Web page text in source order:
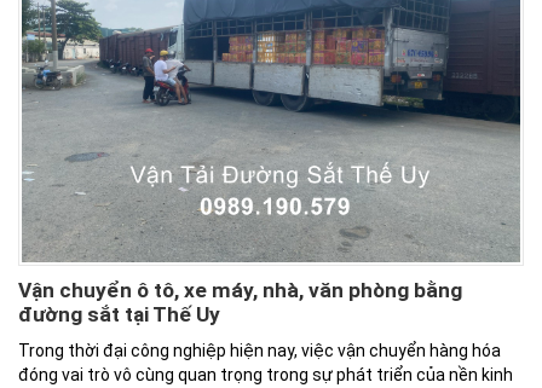
Vận chuyển ô tô, xe máy, nhà, văn phòng bằng
đường sắt tại Thế Uy
Trong thời đại công nghiệp hiện nay, việc vận chuyển hàng hóa
đóng vai trò vô cùng quan trọng trong sự phát triển của nền kinh